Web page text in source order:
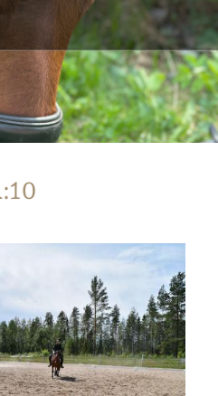
Parkanon Ratsastajat